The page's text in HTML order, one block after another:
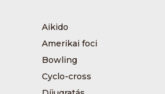
Aikido
Amerikai foci
Bowling
Cyclo-cross